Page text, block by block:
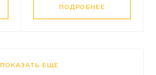
ПОДРОБНЕЕ
ПОКАЗАТЬ ЕЩЕ